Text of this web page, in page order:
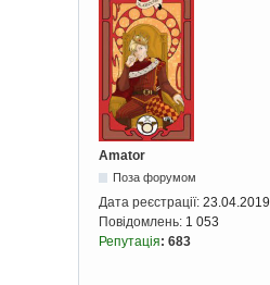
Amator
Поза форумом
Дата реєстрації: 23.04.2019
Повідомлень: 1 053
Репутація: 683